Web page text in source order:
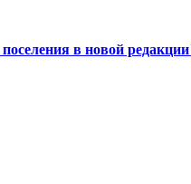
в новой